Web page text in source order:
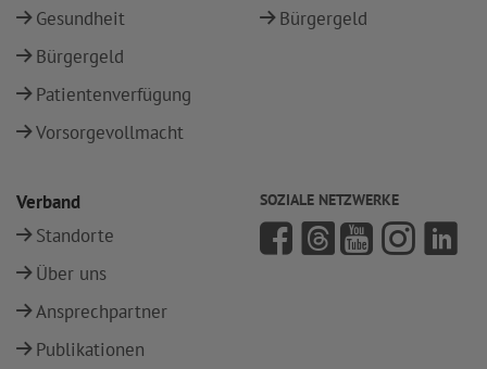
Gesundheit
Bürgergeld
Patientenverfügung
Vorsorgevollmacht
Bürgergeld
Verband
Standorte
Über uns
Ansprechpartner
Publikationen
SOZIALE NETZWERKE